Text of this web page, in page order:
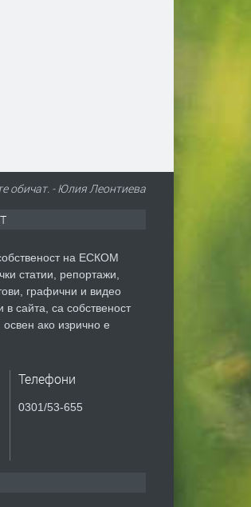
обичат. - Юлия Леонтиева
на ЕСКОМ
статии, репортажи,
графични и видео
сайта, са собственост
ако изрично е
Телефони
0301/53-655